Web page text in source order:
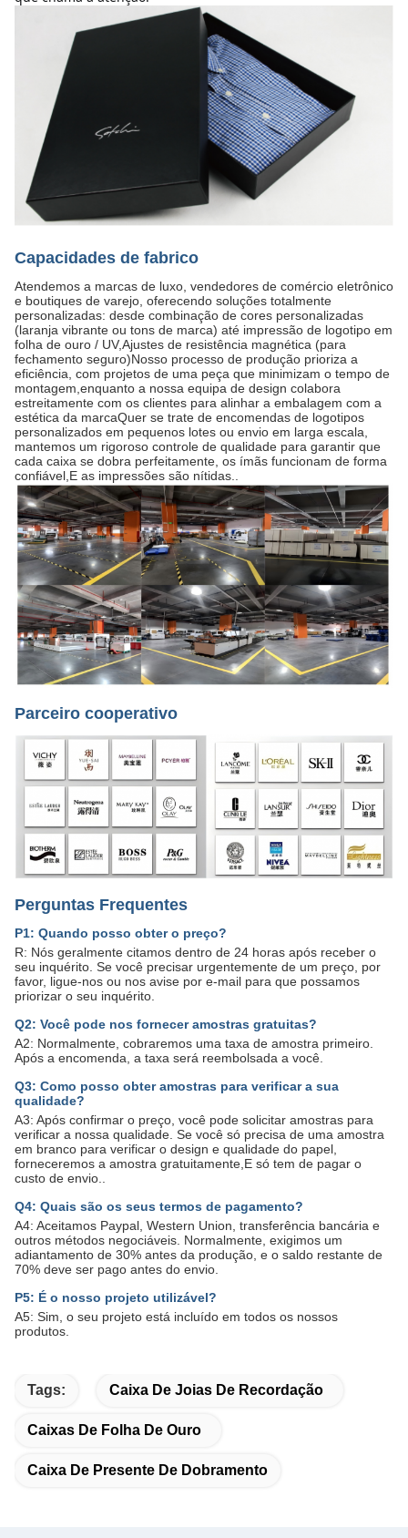
Capacidades de fabrico
Atendemos a marcas de luxo, vendedores de comércio eletrônico
e boutiques de varejo, oferecendo soluções totalmente
personalizadas: desde combinação de cores personalizadas
(laranja vibrante ou tons de marca) até impressão de logotipo em
folha de ouro / UV,Ajustes de resistência magnética (para
fechamento seguro)Nosso processo de produção prioriza a
eficiência, com projetos de uma peça que minimizam o tempo de
montagem,enquanto a nossa equipa de design colabora
estreitamente com os clientes para alinhar a embalagem com a
estética da marcaQuer se trate de encomendas de logotipos
personalizados em pequenos lotes ou envio em larga escala,
mantemos um rigoroso controle de qualidade para garantir que
cada caixa se dobra perfeitamente, os ímãs funcionam de forma
confiável,E as impressões são nítidas..
Parceiro cooperativo
Perguntas Frequentes
P1: Quando posso obter o preço?
R: Nós geralmente citamos dentro de 24 horas após receber o
seu inquérito. Se você precisar urgentemente de um preço, por
favor, ligue-nos ou nos avise por e-mail para que possamos
priorizar o seu inquérito.
Q2: Você pode nos fornecer amostras gratuitas?
A2: Normalmente, cobraremos uma taxa de amostra primeiro.
Após a encomenda, a taxa será reembolsada a você.
Q3: Como posso obter amostras para verificar a sua
qualidade?
A3: Após confirmar o preço, você pode solicitar amostras para
verificar a nossa qualidade. Se você só precisa de uma amostra
em branco para verificar o design e qualidade do papel,
forneceremos a amostra gratuitamente,E só tem de pagar o
custo de envio..
Q4: Quais são os seus termos de pagamento?
A4: Aceitamos Paypal, Western Union, transferência bancária e
outros métodos negociáveis. Normalmente, exigimos um
adiantamento de 30% antes da produção, e o saldo restante de
70% deve ser pago antes do envio.
P5: É o nosso projeto utilizável?
A5: Sim, o seu projeto está incluído em todos os nossos
produtos.
Tags: Caixa De Joias De Recordação
Caixas De Folha De Ouro
Caixa De Presente De Dobramento